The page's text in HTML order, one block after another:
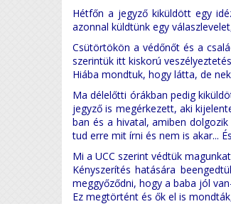
Hétfőn a jegyző kiküldött egy
azonnal küldtünk egy
Csütörtökön a védőnőt és a
szerintük itt kiskorú
Hiába mondtuk, hogy látta, de
Ma délelőtti órákban pedig
jegyző is megérkezett, aki
ban és a hivatal, amiben
tud erre mit írni és nem is akar...
Mi a UCC szerint védtük
Kényszerítés hatására
meggyőződni, hogy a baba jól
Ez megtörtént és ők el is